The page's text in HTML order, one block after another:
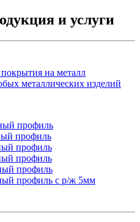
и услуги
на металл
металлических изделий
профиль
профиль
профиль
профиль
профиль
профиль с р/ж 5мм